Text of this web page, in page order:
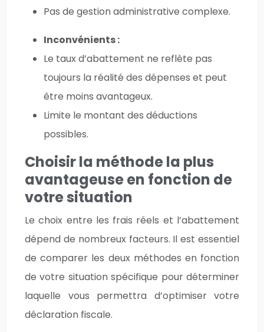
Pas de gestion administrative complexe.
Inconvénients :
Le taux d’abattement ne reflète pas
toujours la réalité des dépenses et peut
être moins avantageux.
Limite le montant des déductions
possibles.
Choisir la méthode la plus
avantageuse en fonction de
votre situation
Le choix entre les frais réels et l’abattement
dépend de nombreux facteurs. Il est essentiel
de comparer les deux méthodes en fonction
de votre situation spécifique pour déterminer
laquelle vous permettra d’optimiser votre
déclaration fiscale.